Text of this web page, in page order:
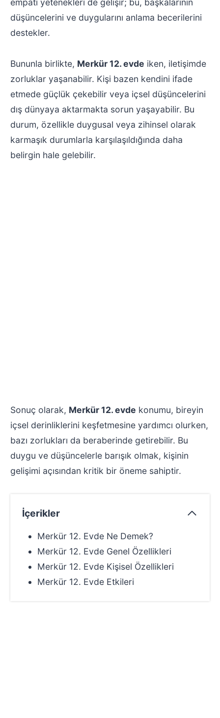
empati yetenekleri de gelişir; bu, başkalarının
düşüncelerini ve duygularını anlama becerilerini
destekler.
Bununla birlikte, Merkür 12. evde iken, iletişimde
zorluklar yaşanabilir. Kişi bazen kendini ifade
etmede güçlük çekebilir veya içsel düşüncelerini
dış dünyaya aktarmakta sorun yaşayabilir. Bu
durum, özellikle duygusal veya zihinsel olarak
karmaşık durumlarla karşılaşıldığında daha
belirgin hale gelebilir.
Sonuç olarak, Merkür 12. evde konumu, bireyin
içsel derinliklerini keşfetmesine yardımcı olurken,
bazı zorlukları da beraberinde getirebilir. Bu
duygu ve düşüncelerle barışık olmak, kişinin
gelişimi açısından kritik bir öneme sahiptir.
İçerikler
Merkür 12. Evde Ne Demek?
Merkür 12. Evde Genel Özellikleri
Merkür 12. Evde Kişisel Özellikleri
Merkür 12. Evde Etkileri